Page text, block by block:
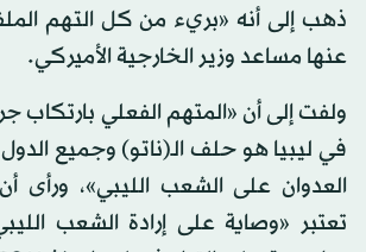
ذهب إلى أنه «بريء من كل التهم
عنها مساعد وزير الخارجية الأميركي.
ولفت إلى أن «المتهم الفعلي بارتكاب
في ليبيا هو حلف الـ(ناتو) وجميع
العدوان على الشعب الليبي»، ورأى
تعتبر «وصاية على إرادة الشعب